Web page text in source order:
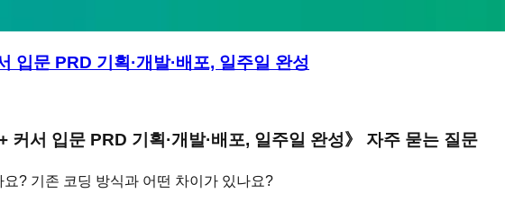
입문 PRD 기획·개발·배포, 일주일 완성
커서 입문 PRD 기획·개발·배포, 일주일 완성》 자주 묻는 질문
? 기존 코딩 방식과 어떤 차이가 있나요?